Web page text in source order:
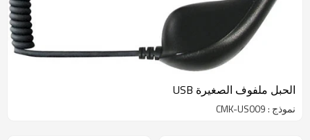
الحبل ملفوف الصغيرة USB
نموذج : CMK-US009